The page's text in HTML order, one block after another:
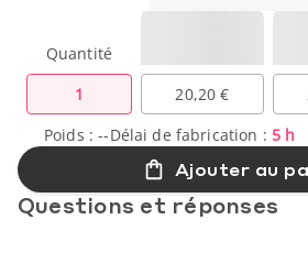
Quantité
1
20,20 €
Poids :--Délai de fabrication : 5 h
Ajouter au
Questions et réponses